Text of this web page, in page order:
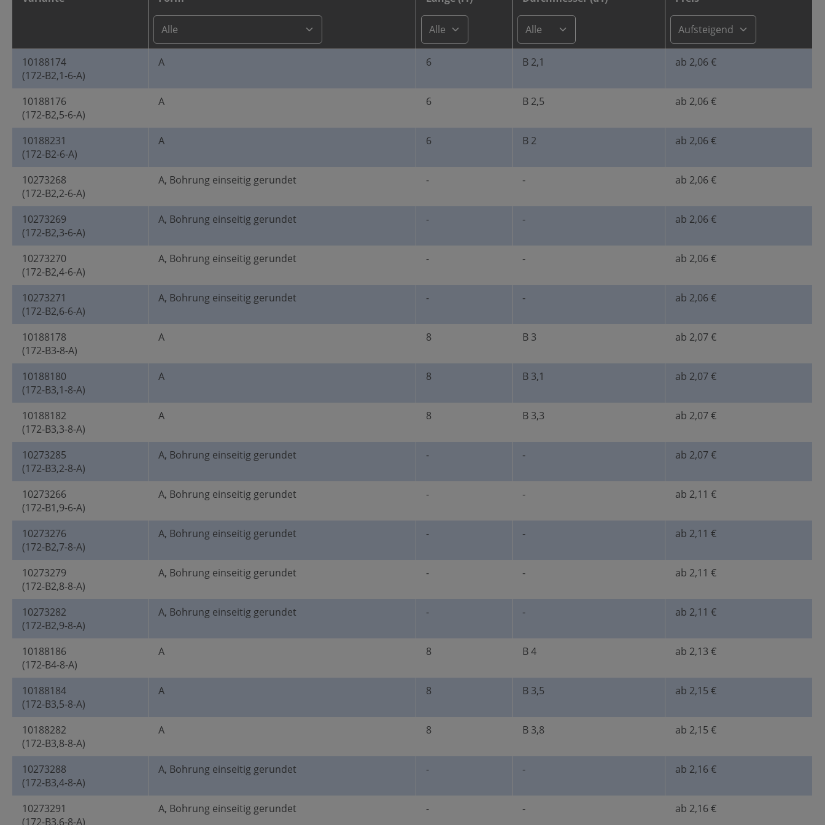
10188174
(172-B2,1-6-A)
A 6 B 2,1 ab 2,06 €
10188176
(172-B2,5-6-A)
A 6 B 2,5 ab 2,06 €
10188231
(172-B2-6-A)
A 6 B 2 ab 2,06 €
10273268
(172-B2,2-6-A)
A, Bohrung einseitig gerundet - - ab 2,06 €
10273269
(172-B2,3-6-A)
A, Bohrung einseitig gerundet - - ab 2,06 €
10273270
(172-B2,4-6-A)
A, Bohrung einseitig gerundet - - ab 2,06 €
10273271
(172-B2,6-6-A)
A, Bohrung einseitig gerundet - - ab 2,06 €
10188178
(172-B3-8-A)
A 8 B 3 ab 2,07 €
10188180
(172-B3,1-8-A)
A 8 B 3,1 ab 2,07 €
10188182
(172-B3,3-8-A)
A 8 B 3,3 ab 2,07 €
10273285
(172-B3,2-8-A)
A, Bohrung einseitig gerundet - - ab 2,07 €
10273266
(172-B1,9-6-A)
A, Bohrung einseitig gerundet - - ab 2,11 €
10273276
(172-B2,7-8-A)
A, Bohrung einseitig gerundet - - ab 2,11 €
10273279
(172-B2,8-8-A)
A, Bohrung einseitig gerundet - - ab 2,11 €
10273282
(172-B2,9-8-A)
A, Bohrung einseitig gerundet - - ab 2,11 €
10188186
(172-B4-8-A)
A 8 B 4 ab 2,13 €
10188184
(172-B3,5-8-A)
A 8 B 3,5 ab 2,15 €
10188282
(172-B3,8-8-A)
A 8 B 3,8 ab 2,15 €
10273288
(172-B3,4-8-A)
A, Bohrung einseitig gerundet - - ab 2,16 €
10273291
(172-B3,6-8-A)
A, Bohrung einseitig gerundet - - ab 2,16 €